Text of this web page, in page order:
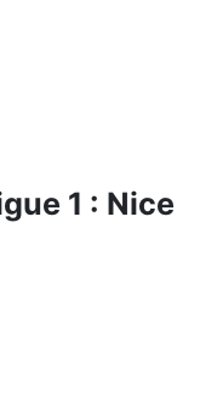
1 : Nice